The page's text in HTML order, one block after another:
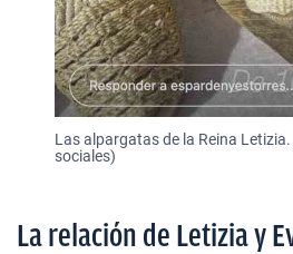
Las alpargatas de la Reina
sociales)
La relación de Letizia y